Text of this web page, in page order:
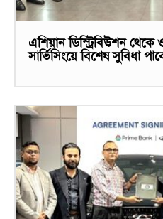
এশিয়ান ডিস্ট্রিবিউশন
সার্ভিসিংয়ে বিশেষ সুবিধা